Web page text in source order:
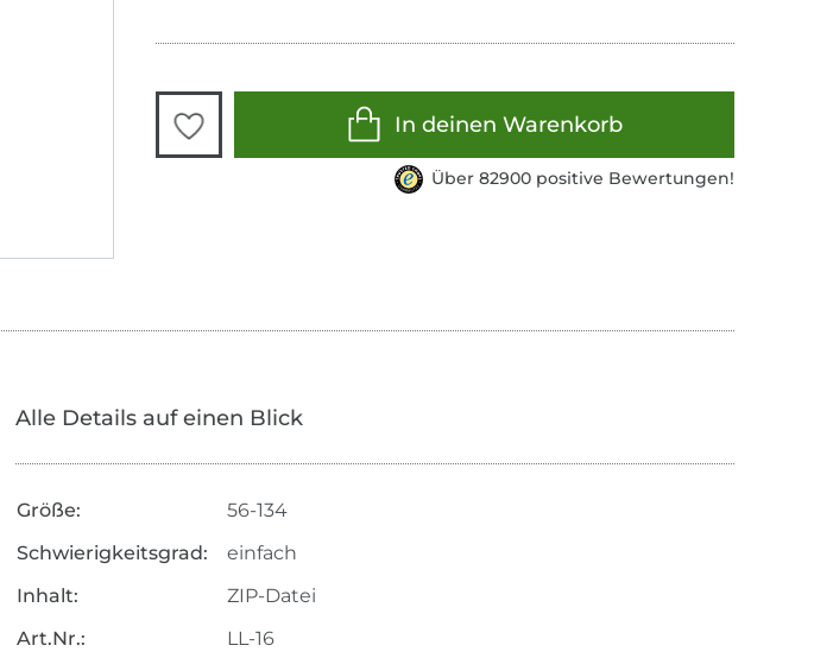
In deinen Warenkorb
Über 82900 positive Bewertungen!
Alle Details auf einen Blick
Größe:
56-134
Schwierigkeitsgrad:
einfach
Inhalt:
ZIP-Datei
Art.Nr.:
LL-16